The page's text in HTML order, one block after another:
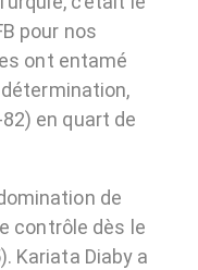
pour nos
ont entamé
en quart de
de
contrôle dès le
Kariata Diaby a